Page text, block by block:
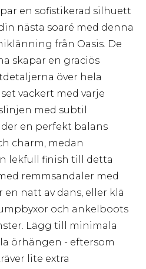
en sofistikerad silhuett
nästa soaré med denna
från Oasis. De
skapar en graciös
över hela
vackert med varje
med subtil
en perfekt balans
charm, medan
lekfull finish till detta
remmsandaler med
en natt av dans, eller klä
och ankelboots
Lägg till minimala
örhängen - eftersom
lite extra